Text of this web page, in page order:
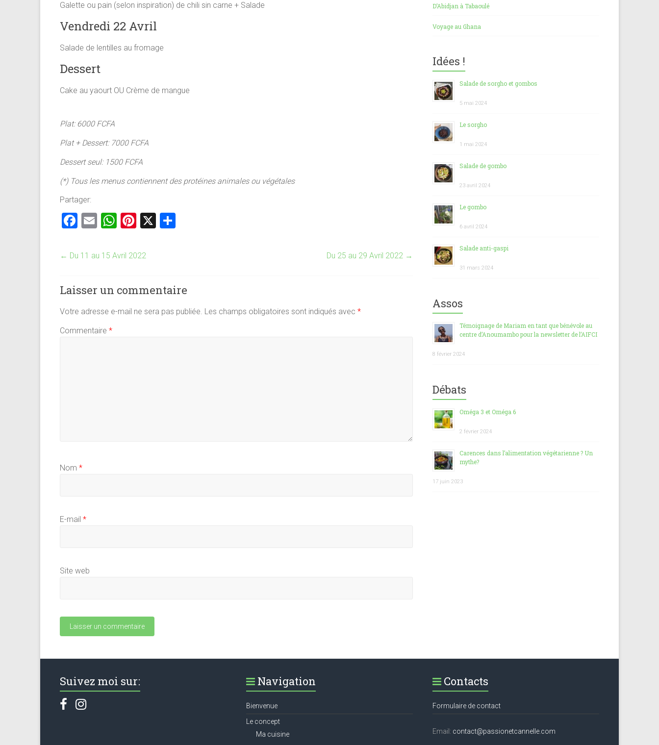
Galette ou pain (selon inspiration) de chili sin carne + Salade
Vendredi 22 Avril
Salade de lentilles au fromage
Dessert
Cake au yaourt OU Crème de mangue
Plat: 6000 FCFA
Plat + Dessert: 7000 FCFA
Dessert seul: 1500 FCFA
(*) Tous les menus contiennent des protéines animales ou végétales
Partager:
F
ce
o
ok
E
ai
W
at
A
p
p
Pi
er
t
X
er
← Du 11 au 15 Avril 2022 Du 25 au 29 Avril 2022 →
Laisser un commentaire
Votre adresse e-mail ne sera pas publiée. Les champs obligatoires sont indiqués avec *
Commentaire *
Nom *
E-mail *
Site web
D’Abidjan à Tabaoulé
Voyage au Ghana
Idées !
Salade de sorgho et gombos
5 mai 2024
Le sorgho
1 mai 2024
Salade de gombo
23 avril 2024
Le gombo
6 avril 2024
Salade anti-gaspi
31 mars 2024
Assos
Témoignage de Mariam en tant que bénévole au
centre d’Anoumambo pour la newsletter de l’AIFCI
8 février 2024
Débats
Oméga 3 et Oméga 6
2 février 2024
Carences dans l’alimentation végétarienne ? Un
mythe?
17 juin 2023
Suivez moi sur: Navigation
Bienvenue
Le concept
Ma cuisine
Contacts
Formulaire de contact
Email: contact@passionetcannelle.com